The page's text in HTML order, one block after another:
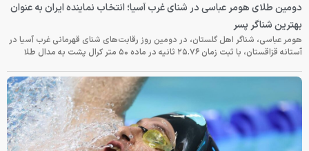
دومین طلای هومر عباسی در شنای غرب آسیا؛ انتخاب نماینده ایران به عنوان
بهترین شناگر پسر
هومر عباسی، شناگر اهل گلستان، در دومین روز رقابت‌های شنای قهرمانی غرب آسیا در
آستانه قزاقستان، با ثبت زمان ۲۵.۷۶ ثانیه در ماده ۵۰ متر کرال پشت به مدال طلا